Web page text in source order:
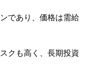
であり、価格は需給
クも高く、長期投資